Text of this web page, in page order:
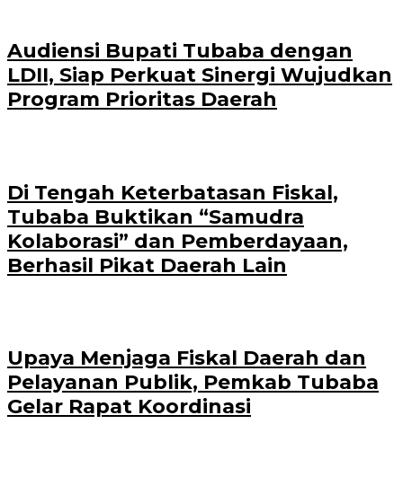
Audiensi Bupati Tubaba dengan
LDII, Siap Perkuat Sinergi Wujudkan
Program Prioritas Daerah
Di Tengah Keterbatasan Fiskal,
Tubaba Buktikan “Samudra
Kolaborasi” dan Pemberdayaan,
Berhasil Pikat Daerah Lain
Upaya Menjaga Fiskal Daerah dan
Pelayanan Publik, Pemkab Tubaba
Gelar Rapat Koordinasi